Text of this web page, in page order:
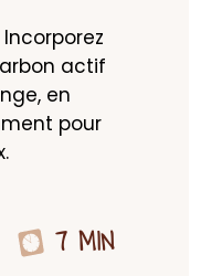
actif
en
pour
7 MIN